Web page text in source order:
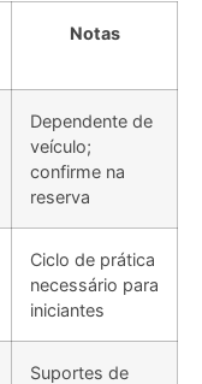
Notas
Dependente de
veículo;
confirme na
reserva
Ciclo de prática
necessário para
iniciantes
Suportes de
reforço